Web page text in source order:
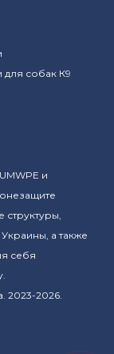
собак К9
и
структуры,
а также
себя
2023-2026.